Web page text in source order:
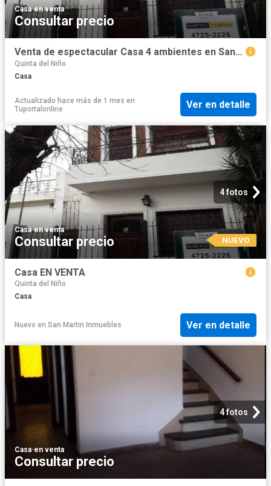
Casa·en venta
Consultar precio
Venta de espectacular Casa 4 ambientes en San Isidro Beccar
Quinta del Niño
Casa
Actualizado hace más de 1 mes en
Tuportalonline
Ver en detalle
4 fotos
Casa·en venta
Consultar precio NUEVO
Casa EN VENTA
Quinta del Niño
Casa
Nuevo en San Martin Inmuebles Ver en detalle
4 fotos
Casa·en venta
Consultar precio